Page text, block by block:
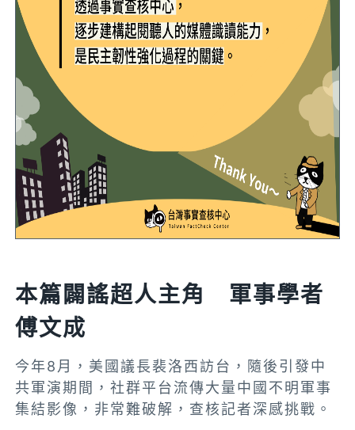
本篇闢謠超人主角 軍事學者
傅文成
今年8月，美國議長裴洛西訪台，隨後引發中
共軍演期間，社群平台流傳大量中國不明軍事
集結影像，非常難破解，查核記者深感挑戰。